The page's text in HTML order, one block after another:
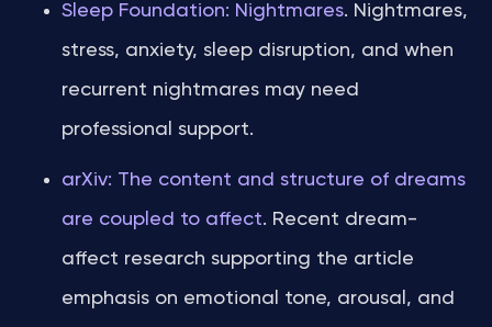
Sleep Foundation: Nightmares. Nightmares,
stress, anxiety, sleep disruption, and when
recurrent nightmares may need
professional support.
arXiv: The content and structure of dreams
are coupled to affect. Recent dream-
affect research supporting the article
emphasis on emotional tone, arousal, and